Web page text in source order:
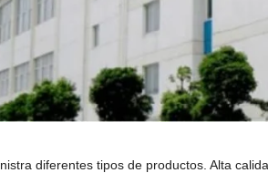
diferentes tipos de productos. Alta